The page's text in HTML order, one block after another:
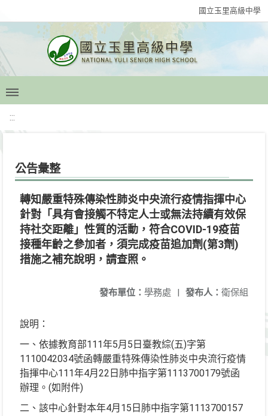
國立玉里高級中學
:::
公告彙整
轉知嚴重特殊傳染性肺炎中央流行疫情指揮中心
針對「具有會接觸不特定人士或無法持續有效保
持社交距離」性質的活動，符合COVID-19疫苗
接種年齡之參加者，須完成疫苗追加劑(第3劑)
措施之補充說明，請查照。
發布人： 衛保組
發布單位： 學務處 |
說明：
一、依據教育部111年5月5日臺教綜(五)字第
1110042034號函轉嚴重特殊傳染性肺炎中央流行疫情
指揮中心111年4月22日肺中指字第1113700179號函
辦理。(如附件)
二、該中心針對本年4月15日肺中指字第1113700157